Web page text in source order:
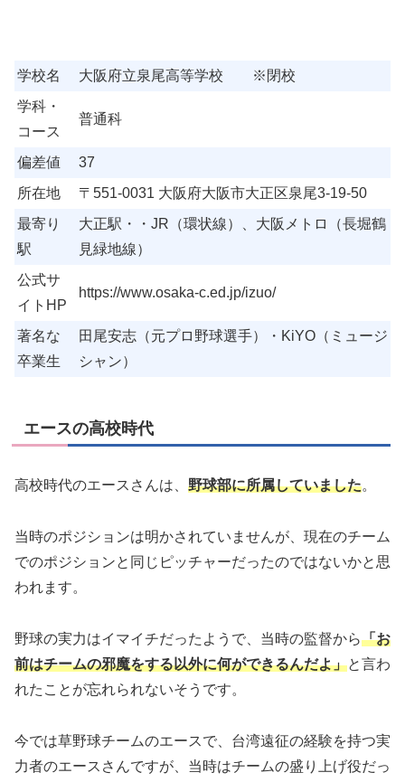
学校名
大阪府立泉尾高等学校 ※閉校
学科・
コース
普通科
偏差値
37
所在地
〒551-0031 大阪府大阪市大正区泉尾3-19-50
最寄り
駅
大正駅・・JR（環状線）、大阪メトロ（長堀鶴
見緑地線）
公式サ
イトHP
https://www.osaka-c.ed.jp/izuo/
著名な
卒業生
田尾安志（元プロ野球選手）・KiYO（ミュージ
シャン）
エースの高校時代
高校時代のエースさんは、 野球部に所属していました。
当時のポジションは明かされていませんが、現在のチーム
でのポジションと同じピッチャーだったのではないかと思
われます。
野球の実力はイマイチだったようで、当時の監督から「お
前はチームの邪魔をする以外に何ができるんだよ」と言わ
れたことが忘れられないそうです。
今では草野球チームのエースで、台湾遠征の経験を持つ実
力者のエースさんですが、当時はチームの盛り上げ役だっ